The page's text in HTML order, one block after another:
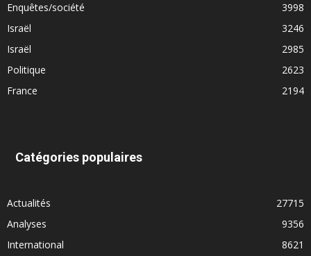
Enquêtes/société
3998
Israël
3246
Israël
2985
Politique
2623
France
2194
Catégories populaires
Actualités
27715
Analyses
9356
International
8621